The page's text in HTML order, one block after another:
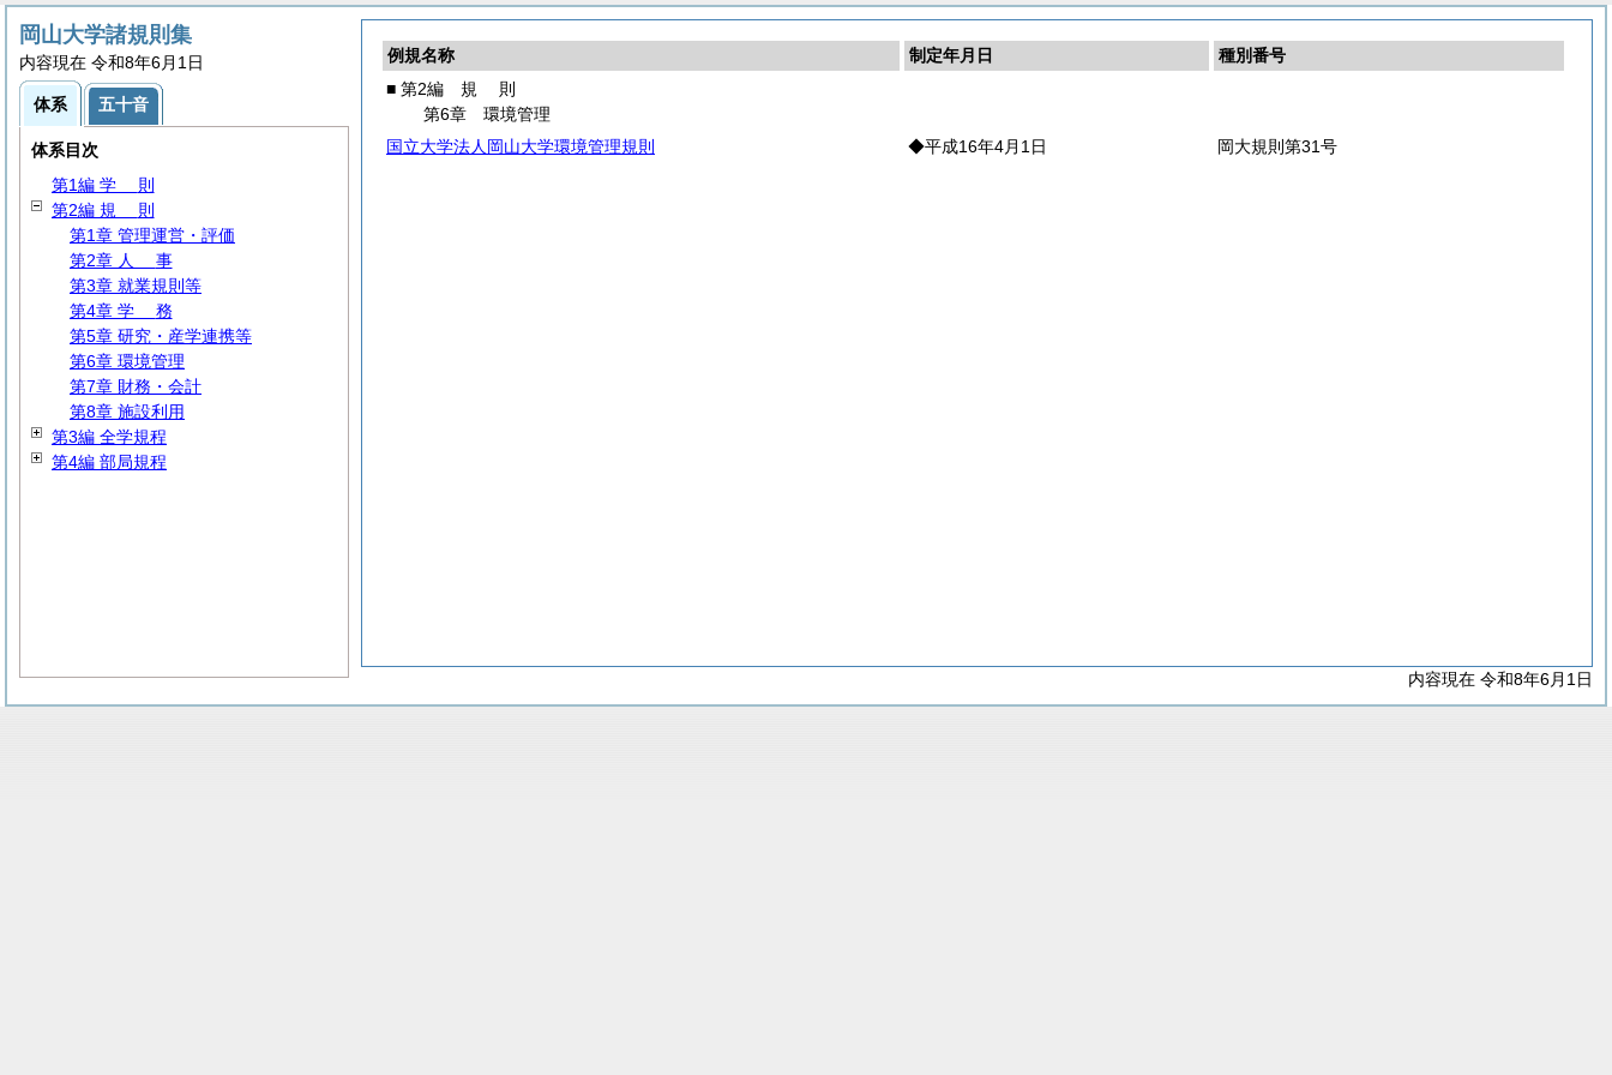
例規名称 制定年月日
種別番号
■ 第2編 規 則
第6章 環境管理
国立大学法人岡山大学環境管理規則
◆平成16年4月1日 岡大規則第31号
内容現在 令和8年6月1日
岡山大学諸規則集
内容現在 令和8年6月1日
体系 五十音
体系目次
第1編 学 則
第2編 規 則
第1章 管理運営・評価
第2章 人 事
第3章 就業規則等
第4章 学 務
第5章 研究・産学連携等
第6章 環境管理
第7章 財務・会計
第8章 施設利用
第3編 全学規程
第4編 部局規程